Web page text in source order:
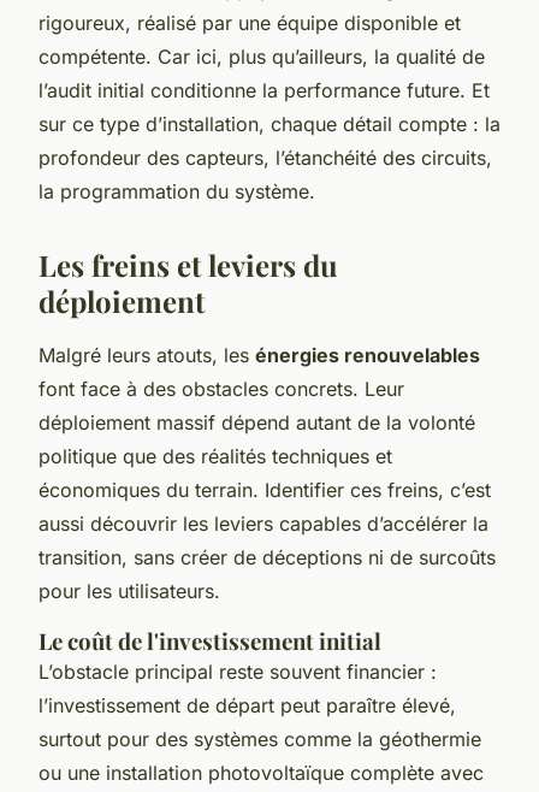
rigoureux, réalisé par une équipe disponible et
compétente. Car ici, plus qu’ailleurs, la qualité de
l’audit initial conditionne la performance future. Et
sur ce type d’installation, chaque détail compte : la
profondeur des capteurs, l’étanchéité des circuits,
la programmation du système.
Les freins et leviers du
déploiement
Malgré leurs atouts, les énergies renouvelables
font face à des obstacles concrets. Leur
déploiement massif dépend autant de la volonté
politique que des réalités techniques et
économiques du terrain. Identifier ces freins, c’est
aussi découvrir les leviers capables d’accélérer la
transition, sans créer de déceptions ni de surcoûts
pour les utilisateurs.
Le coût de l'investissement initial
L’obstacle principal reste souvent financier :
l’investissement de départ peut paraître élevé,
surtout pour des systèmes comme la géothermie
ou une installation photovoltaïque complète avec